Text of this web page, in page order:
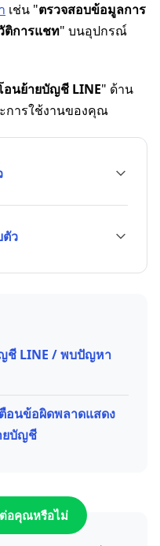
เช่น "ตรวจสอบข้อมูลการ
ติการแชท" บนอุปกรณ์
นย้ายบัญชี LINE" ด้าน
การใช้งานของคุณ
ว
ชี LINE / พบปัญหา
อนข้อผิดพลาดแสดง
ยบัญชี
อคุณหรือไม่